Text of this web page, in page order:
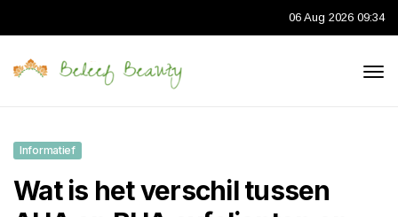
06 Aug 2026 09:34
Informatief
Wat is het verschil tussen